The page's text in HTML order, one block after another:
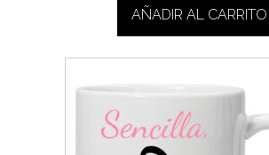
AÑADIR AL CARRITO